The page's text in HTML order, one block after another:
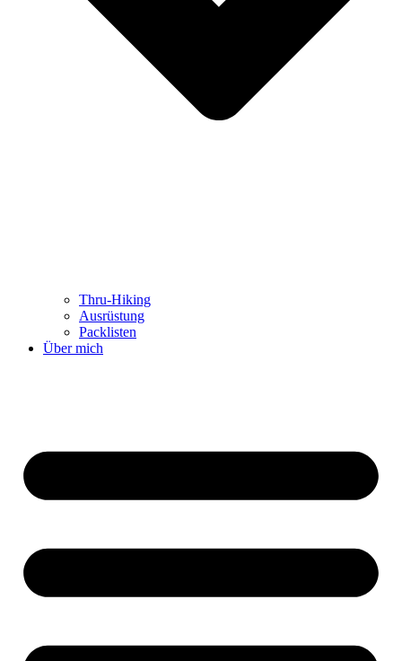
Thru-Hiking
Ausrüstung
Packlisten
Über mich